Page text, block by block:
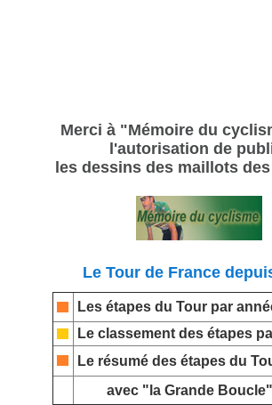
Merci à "Mémoire du
l'autorisation de
les dessins des maillots
Le Tour de France
Les étapes du Tour par
Le classement des étapes
Le résumé des étapes du
avec "la Grande Boucle"